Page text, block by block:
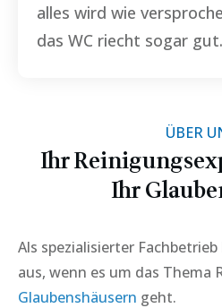
alles wird wie
das WC riecht sogar
ÜBER
Ihr
Ihr
Als spezialisierter
aus, wenn es um das Thema
Glaubenshäusern geht.